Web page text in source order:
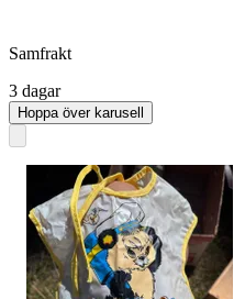
Samfrakt
3 dagar
Hoppa över karusell